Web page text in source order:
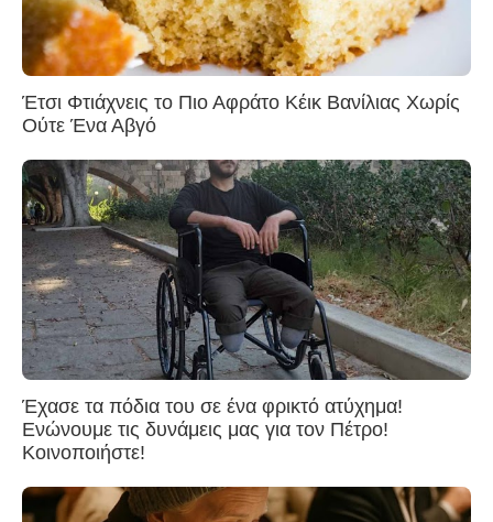
Έτσι Φτιάχνεις το Πιο Αφράτο Κέικ Βανίλιας Χωρίς
Ούτε Ένα Αβγό
Έχασε τα πόδια του σε ένα φρικτό ατύχημα!
Ενώνουμε τις δυνάμεις μας για τον Πέτρο!
Κοινοποιήστε!